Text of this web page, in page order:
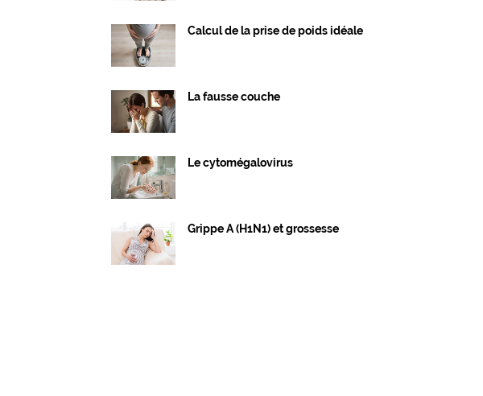
Calcul de la prise de poids idéale
La fausse couche
Le cytomégalovirus
Grippe A (H1N1) et grossesse